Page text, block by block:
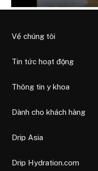
Về chúng tôi
Tin tức hoạt động
Thông tin y khoa
Dành cho khách hàng
Drip Asia
Drip Hydration.com